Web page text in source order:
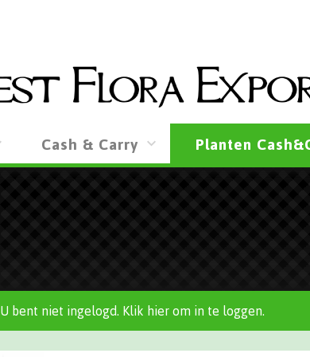
Cash & Carry Planten
U bent niet ingelogd. Klik hier om in te loggen.